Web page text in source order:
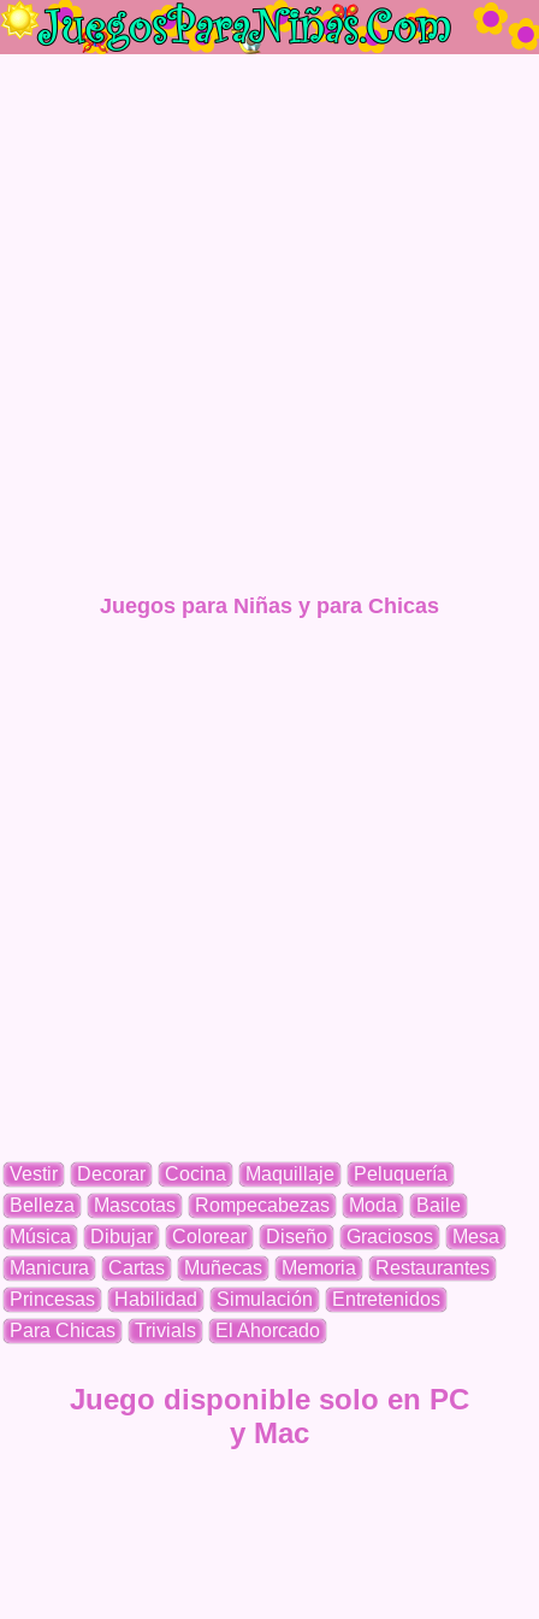
Juegos para Niñas y para Chicas
Vestir Decorar Cocina Maquillaje
Peluquería
Belleza
Mascotas Rompecabezas Moda
Baile
Música
Dibujar Colorear Diseño Graciosos
Mesa
Manicura
Cartas Muñecas Memoria
Restaurantes
Princesas
Habilidad Simulación
Entretenidos
Para Chicas
Trivials El Ahorcado
Juego disponible solo en PC
y Mac